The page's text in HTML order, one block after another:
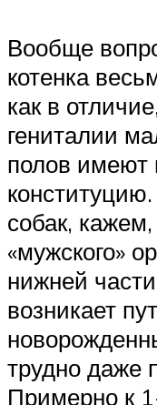
Вообще
котенка
как в
гениталии
полов имеют
собак,
«мужского»
нижней
возникает
трудно даже
Примерно к